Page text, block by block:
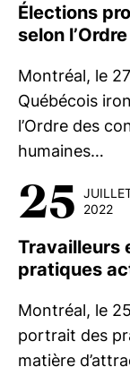
Élections
selon
Montréal, le
Québécois
l’Ordre des
humaines…
25
2022
Travailleurs
pratiques
Montréal, le
portrait des
matière